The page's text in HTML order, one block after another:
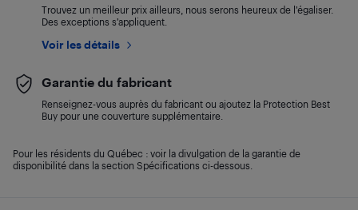
Trouvez un meilleur prix ailleurs, nous serons heureux de l’égaliser.
Des exceptions s’appliquent.
Voir les détails
Garantie du fabricant
Renseignez-vous auprès du fabricant ou ajoutez la Protection Best
Buy pour une couverture supplémentaire.
Pour les résidents du Québec : voir la divulgation de la garantie de
disponibilité dans la section Spécifications ci-dessous.